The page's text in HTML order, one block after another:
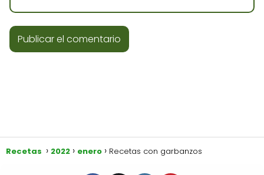
Recetas 2022 enero Recetas con garbanzos